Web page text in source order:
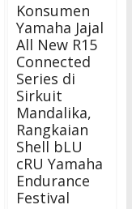
Konsumen
Yamaha Jajal
All New R15
Connected
Series di
Sirkuit
Mandalika,
Rangkaian
Shell bLU
cRU Yamaha
Endurance
Festival